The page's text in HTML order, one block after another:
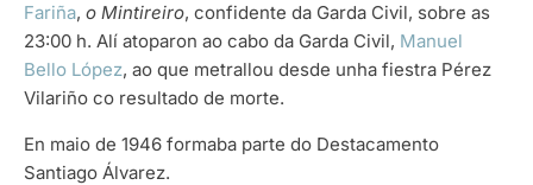
Fariña, o Mintireiro, confidente da Garda Civil, sobre as
23:00 h. Alí atoparon ao cabo da Garda Civil, Manuel
Bello López, ao que metrallou desde unha fiestra Pérez
Vilariño co resultado de morte.
En maio de 1946 formaba parte do Destacamento
Santiago Álvarez.